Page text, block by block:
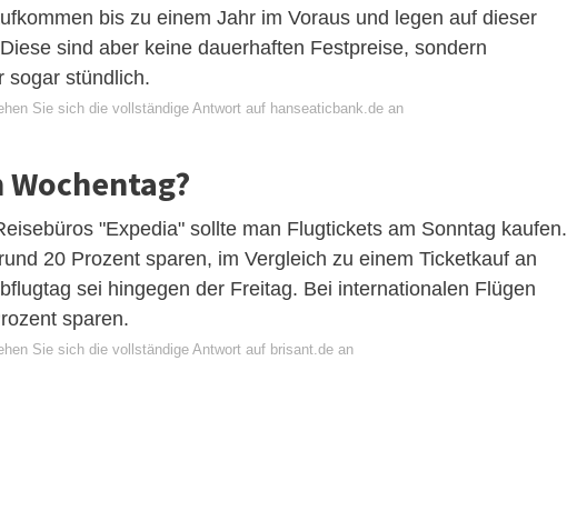
bis zu einem Jahr im Voraus und legen auf dieser
sind aber keine dauerhaften Festpreise, sondern
sogar stündlich.
Sie sich die vollständige Antwort auf hanseaticbank.de an
Wochentag?
"Expedia" sollte man Flugtickets am Sonntag kaufen.
20 Prozent sparen, im Vergleich zu einem Ticketkauf an
sei hingegen der Freitag. Bei internationalen Flügen
sparen.
Sie sich die vollständige Antwort auf brisant.de an